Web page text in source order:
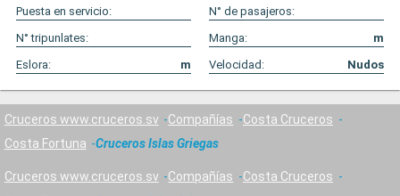
Puesta en servicio:
N° de pasajeros:
N° tripunlates:
Manga:
m
Eslora:
m Velocidad: Nudos
Cruceros www.cruceros.sv Compañías
Costa Cruceros
Costa Fortuna
Cruceros Islas Griegas
Cruceros www.cruceros.sv Compañías
Costa Cruceros